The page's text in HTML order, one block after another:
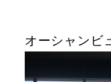
オーシャンビ